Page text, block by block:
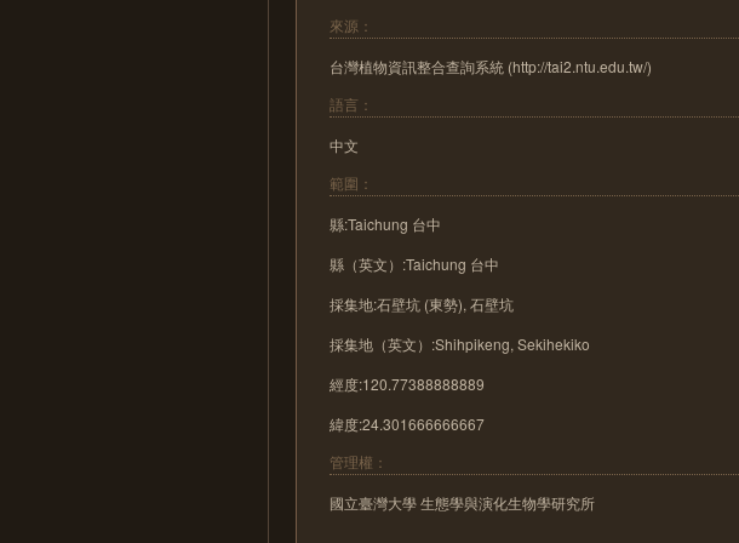
來源：
台灣植物資訊整合查詢系統 (http://tai2.ntu.edu.tw/)
語言：
中文
範圍：
縣:Taichung 台中
縣（英文）:Taichung 台中
採集地:石壁坑 (東勢), 石壁坑
採集地（英文）:Shihpikeng, Sekihekiko
經度:120.77388888889
緯度:24.301666666667
管理權：
國立臺灣大學 生態學與演化生物學研究所